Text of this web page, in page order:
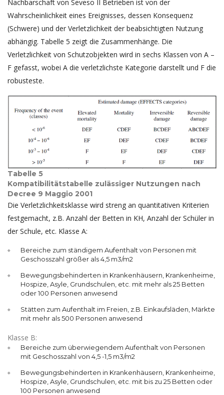
Nachbarschaft von Seveso II Betrieben ist von der
Wahrscheinlichkeit eines Ereignisses, dessen Konsequenz
(Schwere) und der Verletzlichkeit der beabsichtigten Nutzung
abhängig. Tabelle 5 zeigt die Zusammenhänge. Die
Verletzlichkeit von Schutzobjekten wird in sechs Klassen von A –
F gefasst, wobei A die verletzlichste Kategorie darstellt und F die
robusteste.
Tabelle 5
Kompatibilitätstabelle zulässiger Nutzungen nach
Decree 9 Maggio 2001
Die Verletzlichkeitsklasse wird streng an quantitativen Kriterien
festgemacht, z.B. Anzahl der Betten in KH, Anzahl der Schüler in
der Schule, etc. Klasse A:
Bereiche zum ständigem Aufenthalt von Personen mit
Geschosszahl größer als 4,5 m3/m2
Bewegungsbehinderten in Krankenhäusern, Krankenheime,
Hospize, Asyle, Grundschulen, etc. mit mehr als 25 Betten
oder 100 Personen anwesend
Stätten zum Aufenthalt im Freien, z.B. Einkaufsläden, Märkte
mit mehr als 500 Personen anwesend
Klasse B:
Bereiche zum überwiegendem Aufenthalt von Personen
mit Geschosszahl von 4,5 -1,5 m3/m2
Bewegungsbehinderten in Krankenhäusern, Krankenheime,
Hospize, Asyle, Grundschulen, etc. mit bis zu 25 Betten oder
100 Personen anwesend